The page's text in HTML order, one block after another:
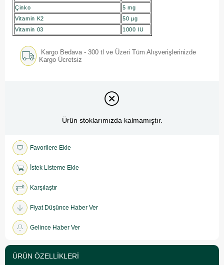
Çinko
5 mg
Vitamin K2
50 µg
Vitamin 03
1000 IU
Kargo Bedava - 300 tl ve Üzeri Tüm Alışverişlerinizde
Kargo Ücretsiz
Ürün stoklarımızda kalmamıştır.
Favorilere Ekle
İstek Listeme Ekle
Karşılaştır
Fiyat Düşünce Haber Ver
Gelince Haber Ver
ÜRÜN ÖZELLIKLERI